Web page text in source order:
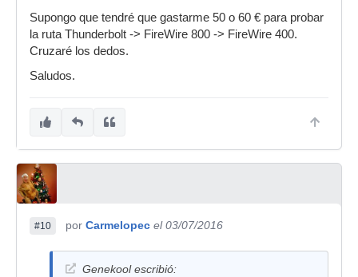
Supongo que tendré que gastarme 50 o 60 € para probar
la ruta Thunderbolt -> FireWire 800 -> FireWire 400.
Cruzaré los dedos.
Saludos.
#10 por Carmelopec el 03/07/2016
Genekool escribió: